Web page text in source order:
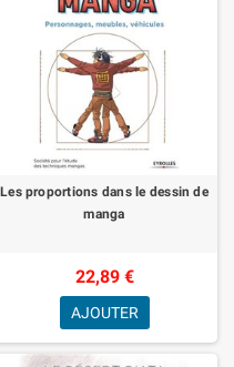
Les proportions dans le dessin de
manga
22,89 €
AJOUTER